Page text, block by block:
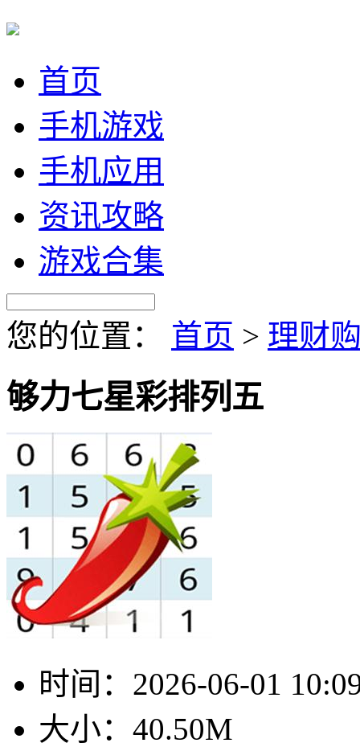
首页
手机游戏
手机应用
资讯攻略
游戏合集
您的位置： 首页 > 理财
够力七星彩排列五
时间： 2026-06-01
大小： 40.50M